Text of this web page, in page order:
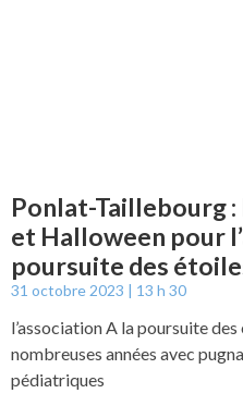
Ponlat-Taillebourg
et Halloween pour
poursuite des
31 octobre 2023 13 h 30
l’association A la poursuite
nombreuses années avec
pédiatriques